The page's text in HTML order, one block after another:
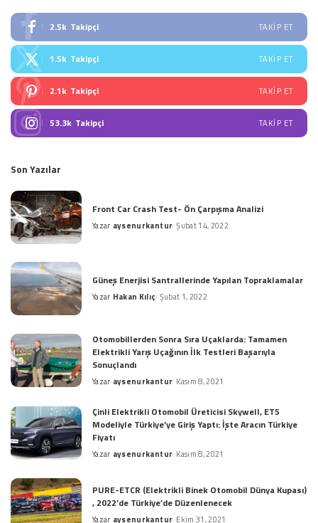
2.5k Takipçi TAKIP ET
1.5k Takipçi TAKIP ET
2.1k Takipçi TAKIP ET
53.3k Takipçi TAKIP ET
Son Yazılar
Front Car Crash Test- Ön Çarpışma Analizi
Posted
Yazar aysenurkantur Şubat 14, 2022
Güneş Enerjisi Santrallerinde Yapılan Topraklamalar
Posted
Yazar Hakan Kılıç Şubat 1, 2022
Otomobillerden Sonra Sıra Uçaklarda: Tamamen
Elektrikli Yarış Uçağının İlk Testleri Başarıyla
Sonuçlandı
Posted
Yazar aysenurkantur Kasım 8, 2021
Çinli Elektrikli Otomobil Üreticisi Skywell, ET5
Modeliyle Türkiye’ye Giriş Yaptı: İşte Aracın Türkiye
Fiyatı
Posted
Yazar aysenurkantur Kasım 8, 2021
PURE-ETCR (Elektrikli Binek Otomobil Dünya Kupası)
, 2022’de Türkiye’de Düzenlenecek
Yazar aysenurkantur Ekim 31, 2021